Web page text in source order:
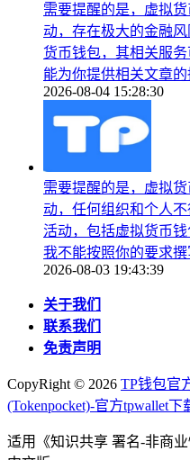
需要提醒的是，虚拟
动，存在极大的金融
货币钱包，其相关服
能为你提供相关文章的
2026-08-04 15:28:30
需要提醒的是，虚拟
动，任何组织和个人
活动，包括虚拟货币钱
我不能按照你的要求
2026-08-03 19:43:39
关于我们
联系我们
免责声明
CopyRight © 2026 TP钱包官
(Tokenpocket)-官方tpwallet
适用《知识共享 署名-非商